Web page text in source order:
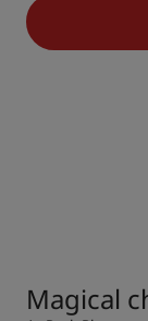
Magical